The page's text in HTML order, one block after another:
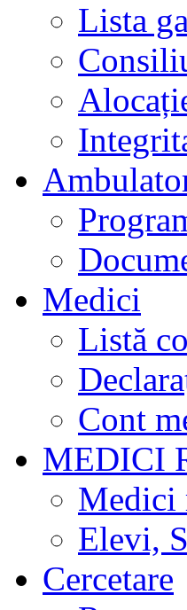
Lista
Medici
Listă
Cont
MEDICI
Medici
Elevi,
Cercetare